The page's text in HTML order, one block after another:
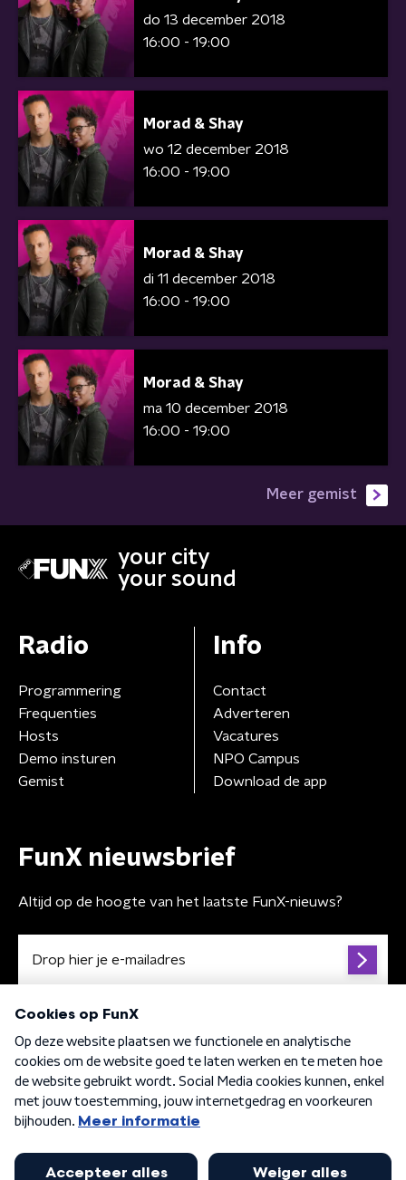
do 13 december 2018
16:00 - 19:00
Morad & Shay
wo 12 december 2018
16:00 - 19:00
Morad & Shay
di 11 december 2018
16:00 - 19:00
Morad & Shay
ma 10 december 2018
16:00 - 19:00
Meer gemist
your city
your sound
Radio
Programmering
Frequenties
Hosts
Demo insturen
Gemist
Info
Contact
Adverteren
Vacatures
NPO Campus
Download de app
FunX nieuwsbrief
Altijd op de hoogte van het laatste FunX-nieuws?
Algemene voorwaarden Privacybeleid